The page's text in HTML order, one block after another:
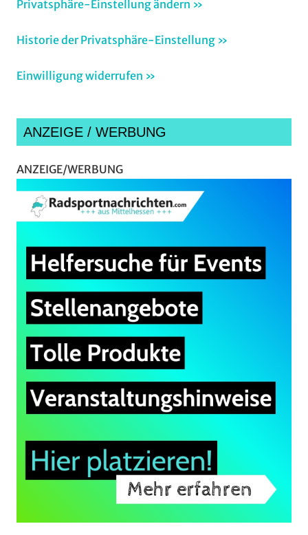
Privatsphäre-Einstellung ändern »
Historie der Privatsphäre-Einstellung »
Einwilligung widerrufen »
ANZEIGE / WERBUNG
ANZEIGE/WERBUNG